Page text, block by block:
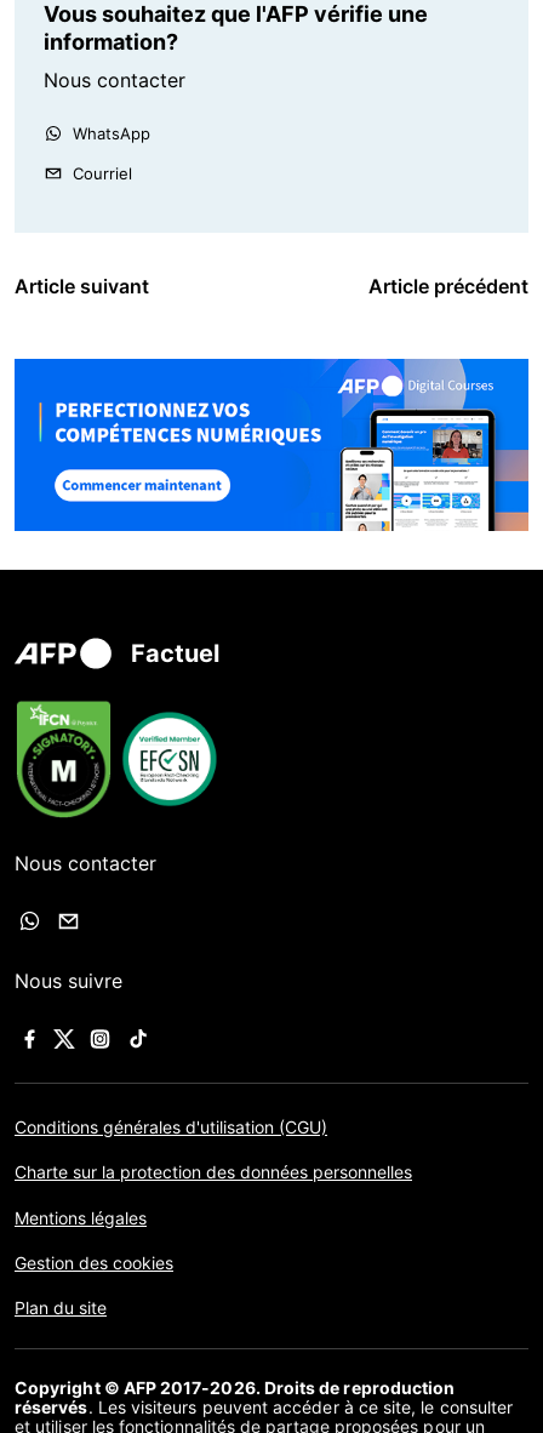
Vous souhaitez que l'AFP vérifie une
information?
Nous contacter
WhatsApp
Courriel
Article suivant Article précédent
Factuel
Nous contacter
Nous suivre
Conditions générales d'utilisation (CGU)
Charte sur la protection des données personnelles
Mentions légales
Gestion des cookies
Plan du site
Copyright © AFP 2017-2026. Droits de reproduction
réservés. Les visiteurs peuvent accéder à ce site, le consulter
et utiliser les fonctionnalités de partage proposées pour un